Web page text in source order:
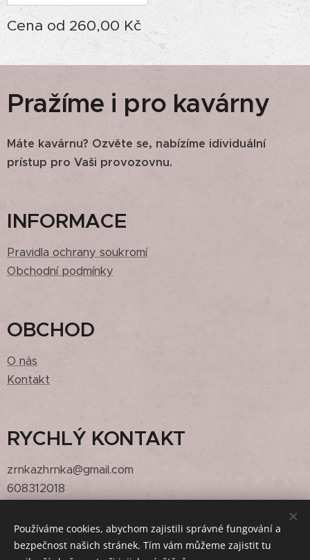
Cena od 260,00Kč
Pražíme i pro kavárny
Máte kavárnu? Ozvěte se, nabízíme idividuální
prístup pro Vaši provozovnu.
INFORMACE
Pravidla ochrany soukromí
Obchodní podmínky
OBCHOD
O nás
Kontakt
RYCHLÝ KONTAKT
zrnkazhrnka@gmail.com
608312018
@zrnkazhrnka,@zemedilna Cookies
Používáme cookies, abychom zajistili správné fungování a
bezpečnost našich stránek. Tím vám můžeme zajistit tu